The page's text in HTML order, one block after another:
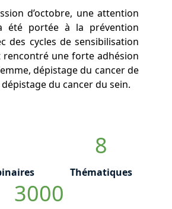
d’octobre, une attention
été portée à la prévention
des cycles de sensibilisation
rencontré une forte adhésion
dépistage du cancer de
du cancer du sein.
8
Thématiques
3000